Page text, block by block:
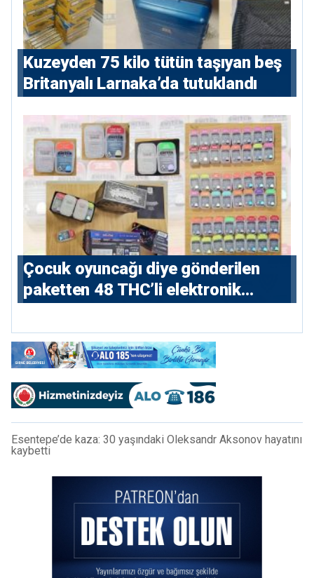
Kuzeyden 75 kilo tütün taşıyan beş
Britanyalı Larnaka’da tutuklandı
Çocuk oyuncağı diye gönderilen
paketten 48 THC’li elektronik
Esentepe’de kaza: 30 yaşındaki Oleksandr Aksonov hayatını
kaybetti